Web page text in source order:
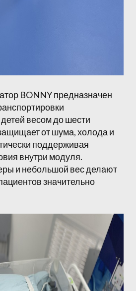
BONNY предназначен
весом до шести
от шума, холода и
поддерживая
внутри модуля.
и небольшой вес делают
значительно